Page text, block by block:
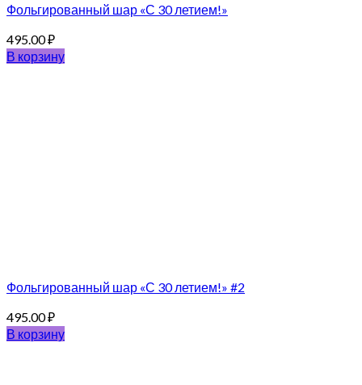
Фольгированный шар «С 30 летием!»
495.00₽
В корзину
Фольгированный шар «С 30 летием!» #2
495.00₽
В корзину